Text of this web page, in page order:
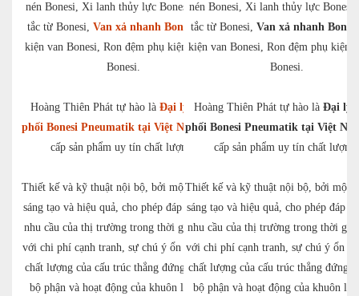
nén Bonesi, Xi lanh thủy lực Bonesi, Công
tắc từ Bonesi, Van xả nhanh Bonesi, Phụ
kiện van Bonesi, Ron đệm phụ kiện xi lanh
Bonesi.
Hoàng Thiên Phát tự hào là Đại lý phân
phối Bonesi Pneumatik tại Việt Namcung
cấp sản phẩm uy tín chất lượng.
Thiết kế và kỹ thuật nội bộ, bởi một đội ngũ
sáng tạo và hiệu quả, cho phép đáp ứng mọi
nhu cầu của thị trường trong thời gian ngắn
với chi phí cạnh tranh, sự chú ý ổn định đến
chất lượng của cấu trúc thẳng đứng của các
bộ phận và hoạt động của khuôn làm cho
nén Bonesi, Xi lanh thủy lực Bonesi,
tắc từ Bonesi, Van xả nhanh Bonesi
kiện van Bonesi, Ron đệm phụ kiện
Bonesi.
Hoàng Thiên Phát tự hào là Đại lý
phối Bonesi Pneumatik tại Việt
cấp sản phẩm uy tín chất lượng.
Thiết kế và kỹ thuật nội bộ, bởi một
sáng tạo và hiệu quả, cho phép đáp
nhu cầu của thị trường trong thời
với chi phí cạnh tranh, sự chú ý ổn
chất lượng của cấu trúc thẳng đứng
bộ phận và hoạt động của khuôn